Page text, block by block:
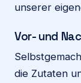
unserer
Vor- und
die Zutaten